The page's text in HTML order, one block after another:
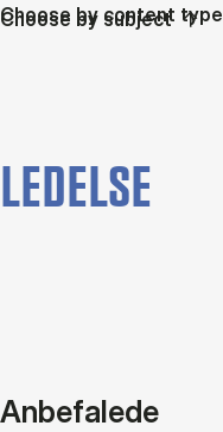
Choose by subject
Choose by content type
LEDELSE
Anbefalede